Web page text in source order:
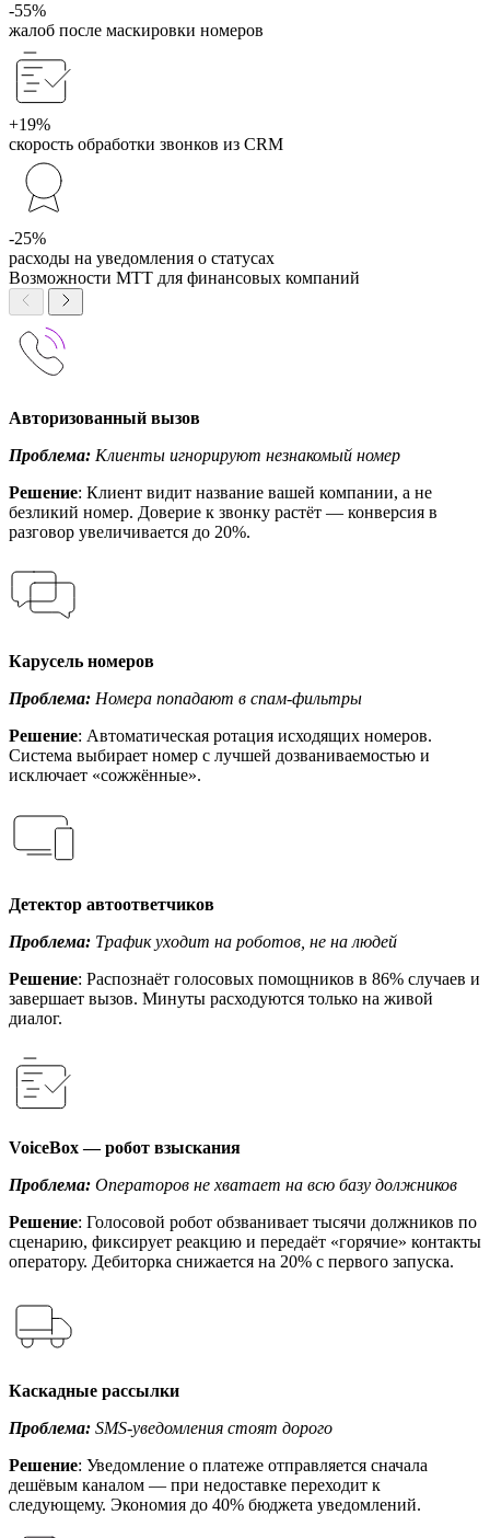
-55%
жалоб после маскировки номеров
+19%
скорость обработки звонков из CRM
-25%
расходы на уведомления о статусах
Возможности МТТ для финансовых компаний
Авторизованный вызов
Проблема: Клиенты игнорируют незнакомый номер
Решение: Клиент видит название вашей компании, а не
безликий номер. Доверие к звонку растёт — конверсия в
разговор увеличивается до 20%.
Карусель номеров
Проблема: Номера попадают в спам-фильтры
Решение: Автоматическая ротация исходящих номеров.
Система выбирает номер с лучшей дозваниваемостью и
исключает «сожжённые».
Детектор автоответчиков
Проблема: Трафик уходит на роботов, не на людей
Решение: Распознаёт голосовых помощников в 86% случаев и
завершает вызов. Минуты расходуются только на живой
диалог.
VoiceBox — робот взыскания
Проблема: Операторов не хватает на всю базу должников
Решение: Голосовой робот обзванивает тысячи должников по
сценарию, фиксирует реакцию и передаёт «горячие» контакты
оператору. Дебиторка снижается на 20% с первого запуска.
Каскадные рассылки
Проблема: SMS-уведомления стоят дорого
Решение: Уведомление о платеже отправляется сначала
дешёвым каналом — при недоставке переходит к
следующему. Экономия до 40% бюджета уведомлений.